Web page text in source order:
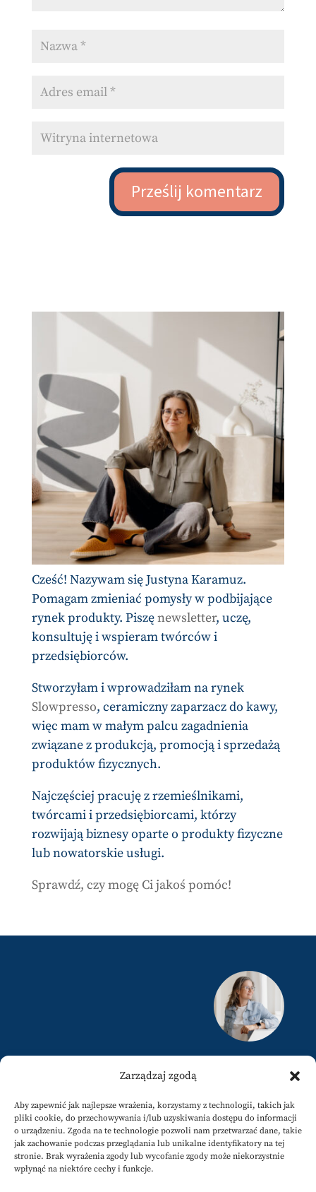
Zarządzaj zgodą
Aby zapewnić jak najlepsze wrażenia, korzystamy z technologii, takich jak
pliki cookie, do przechowywania i/lub uzyskiwania dostępu do informacji
o urządzeniu. Zgoda na te technologie pozwoli nam przetwarzać dane, takie
jak zachowanie podczas przeglądania lub unikalne identyfikatory na tej
stronie. Brak wyrażenia zgody lub wycofanie zgody może niekorzystnie
wpłynąć na niektóre cechy i funkcje.
Cześć! Nazywam się Justyna Karamuz.
Pomagam zmieniać pomysły w podbijające
rynek produkty. Piszęnewsletter, uczę,
konsultuję i wspieram twórców i
przedsiębiorców.
Stworzyłam i wprowadziłam na rynek
Slowpresso, ceramiczny zaparzacz do kawy,
więc mam w małym palcu zagadnienia
związane z produkcją, promocją i sprzedażą
produktów fizycznych.
Najczęściej pracuję z rzemieślnikami,
twórcami i przedsiębiorcami, którzy
rozwijają biznesy oparte o produkty fizyczne
lub nowatorskie usługi.
Sprawdź, czy mogę Ci jakoś pomóc!
justyna@karamuz.pl
+34 617808858